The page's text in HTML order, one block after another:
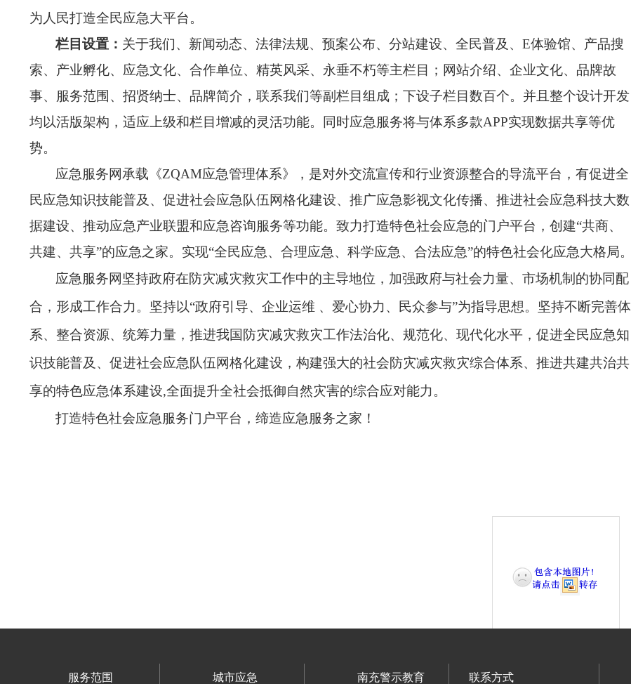
为人民打造全民应急大平台。
栏目设置： 关于我们、新闻动态、法律法规、 预案公布、分站建设、 全民普及、 E体验馆、产品搜
索、产业孵化、应急文化、合作单位、 精英风采、永垂不朽等主栏目；网站介绍、企业文化、品牌故
事、服务范围、招贤纳士、品牌简介，联系我们等副栏目组成；下设子栏目数百个。并且整个设计开发
均以活版架构，适应上级和栏目增减的灵活功能。同时应急服务将与体系多款APP实现数据共享等优
势。
应急服务网承载《ZQAM应急管理体系》，是对外交流宣传和行业资源整合的导流平台，有促进全
民应急知识技能普及、 促进社会应急队伍网格化建设、 推广应急影视文化传播、 推进社会应急科技大数
据建设、推动应急产业联盟和应急咨询服务等功能。致力打造特色社会应急的门户平台 ，创建“共商、
共建、共享”的应急之家。实现“全民应急、合理应急、科学应急、合法应急”的特色社会化应急大格局。
应急服务网 坚持政府在防灾减灾救灾工作中的主导地位 ， 加强政府与社会力量、市场机制的协同配
合，形成工作合力 。 坚持以“政府引导、企业运维 、爱心协力、民众参与”为指导思想。坚持不断完善体
系、 整合资源、 统筹力量， 推进我国 防灾减灾救灾工作法治化、规范化、现代化水平， 促进全民应急知
识技能普及、促进社会应急队伍网格化建设， 构建强大的社会防灾减灾救灾综合体系、推进共建共治共
享的特色应急体系建设,全面提升全社会抵御自然灾害的综合应对能力。
打造特色社会应急服务门户平台，缔造应急服务之家！
服务范围 城市应急 南充警示教育 联系方式